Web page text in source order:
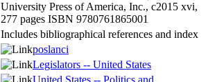
University Press of America, Inc., c2015 xvi,
277 pages ISBN 9780761865001
Includes bibliographical references and index
poslanci
Legislators -- United States
United States -- Politics and